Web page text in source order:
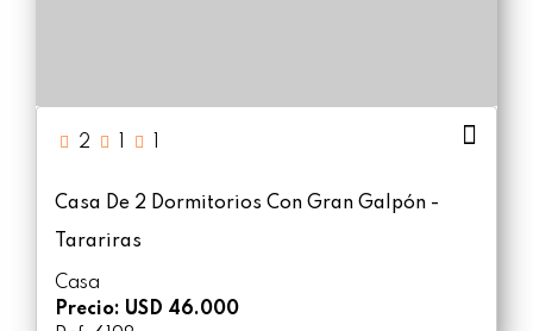
2
Casa De 2 Dormitorios Con Gran Galpón -
Tarariras
Casa
Precio: USD 46.000